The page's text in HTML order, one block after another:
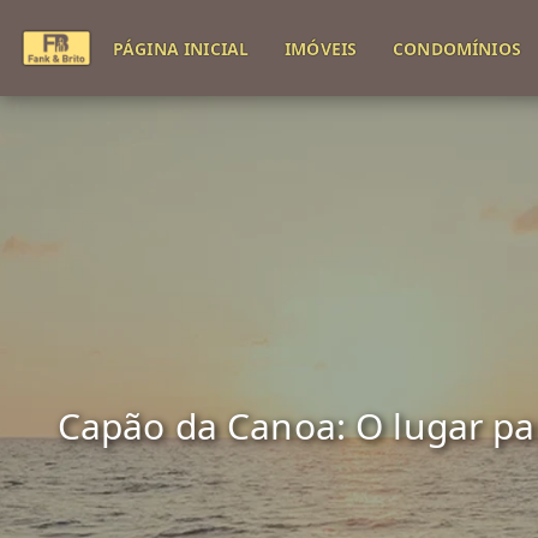
PÁGINA INICIAL IMÓVEIS CONDOMÍNIOS
Capão da Canoa: O lugar